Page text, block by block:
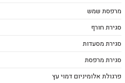
מרפסת שמש
סגירת חורף
סגירת מסעדות
סגירת מרפסת
פרגולת אלומיניום דמוי עץ